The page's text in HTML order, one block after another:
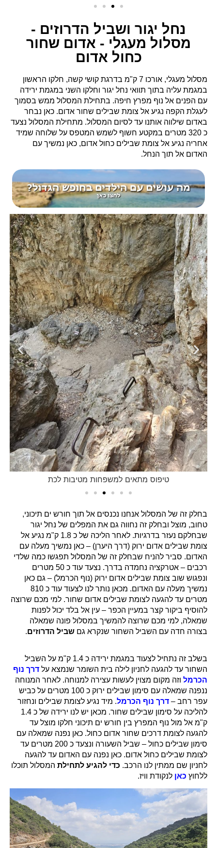
טיפוס מתאים למשפחות מטיבות לכת
בחלק זה של המסלול אנחנו נכנסים אל תוך חורש ים תיכוני,
טחוב, מוצל ובחלק זה נחווה גם את המפלים של נחל יגור
שבחלקם נעזר בדרגיות. לאחר הליכה של כ 1.8 ק"מ נגיע אל
צומת שבילים אדום ירוק (דרך היערן) – כאן נמשיך מעלה עם
האדום. סביר להניח שבחלק זה של המסלול תפגשו כמה שלדי
רכבים – אטרקציה נחמדה בדרך. נצעד עוד כ 50 מטרים
ונפגוש שוב צומת שבילים אדום ירוק (נוף הכרמל) – גם כאן
נמשיך מעלה עם האדום. מכאן נותר לנו לצעוד עוד כ 810
מטרים עד להגעה לצומת שבילים אדום שחור. למי מכם שרוצה
להוסיף ביקור קצר במעיין הכפר – עין אל בלד יכול לפנות
שמאלה, למי מכם שרוצה להמשיך במסלול פונה שמאלה
בצורה חדה עם השביל השחור שנקרא גםשביל הדרוזים.
בשלב זה נתחיל לצעוד במגמת ירידה כ 1.4 ק"מ על השביל
השחור עד להגעה לחניון לילה בית השומר שנמצא עלדרך נוף
וזה מקום מצוין לעשות עצירה למנוחה. לאחר המנוחה
להליכה על סימון שבילים שחור. מכאן יש לנו ירידה של כ 1.4
ק"מ אל מול נוף המפרץ בין חורש ים תיכוני חלקו מוצל עד
להגעה לצומת דרכים שחור אדום כחול. כאן נפנה שמאלה עם
סימון שבילים כחול – שביל השעורה ונצעד כ 200 מטרים עד
לצומת שבילים כחול אדום. כאן נפנה עם האדום עד להגעה
לחניון שם ממתין לנו הרכב.כדי להגיע לתחילתהמסלול תוכלו
ללחוץ כאןלנקודת וויז.
הנוף הנשקף מדרך נוף הכרמל
נחל יגור ושביל המעפילים -